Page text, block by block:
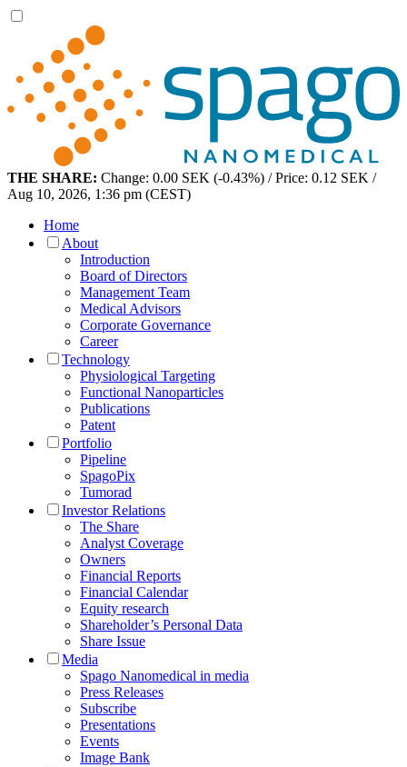
THE SHARE: Change: 0.00 SEK (-0.43%) / Price: 0.12 SEK /
Aug 10, 2026, 1:36 pm (CEST)
Home
About
Introduction
Board of Directors
Management Team
Medical Advisors
Corporate Governance
Career
Technology
Physiological Targeting
Functional Nanoparticles
Publications
Patent
Portfolio
Pipeline
SpagoPix
Tumorad
Investor Relations
The Share
Analyst Coverage
Owners
Financial Reports
Financial Calendar
Equity research
Shareholder’s Personal Data
Share Issue
Media
Spago Nanomedical in media
Press Releases
Subscribe
Presentations
Events
Image Bank